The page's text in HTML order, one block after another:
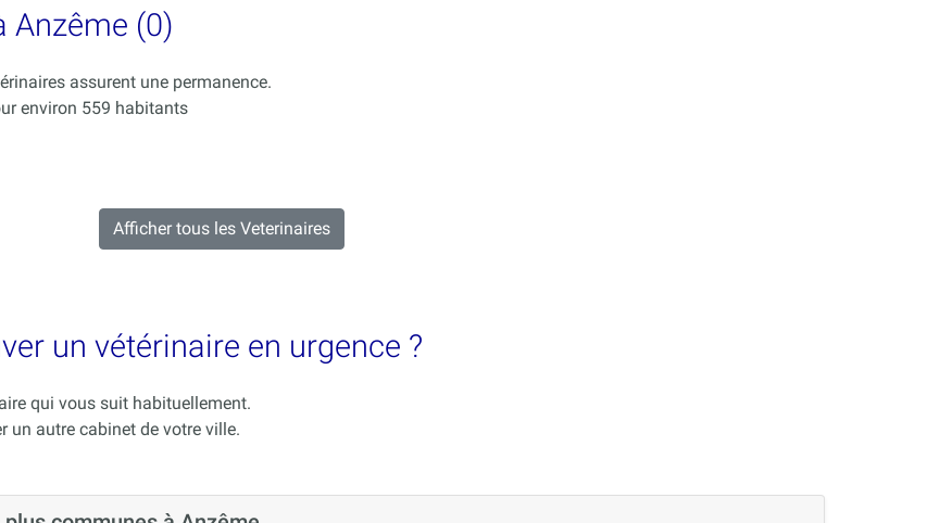
Anzême (0)
assurent une permanence.
environ 559 habitants
Afficher tous les Veterinaires
un vétérinaire en urgence ?
qui vous suit habituellement.
un autre cabinet de votre ville.